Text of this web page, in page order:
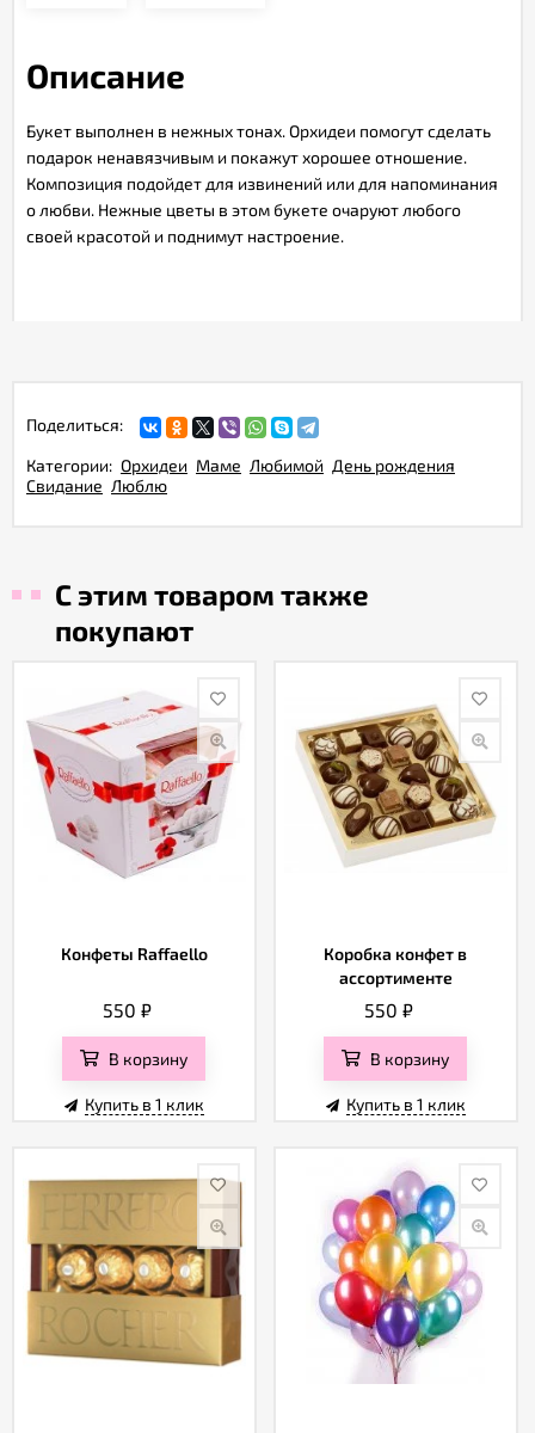
Описание
Букет выполнен в нежных тонах. Орхидеи помогут сделать
подарок ненавязчивым и покажут хорошее отношение.
Композиция подойдет для извинений или для напоминания
о любви. Нежные цветы в этом букете очаруют любого
своей красотой и поднимут настроение.
Поделиться:
Категории: Орхидеи Маме Любимой День рождения
Свидание Люблю
С этим товаром также
покупают
Конфеты Raffaello
550 ₽
В корзину
Купить в 1 клик
Коробка конфет в
ассортименте
550 ₽
В корзину
Купить в 1 клик